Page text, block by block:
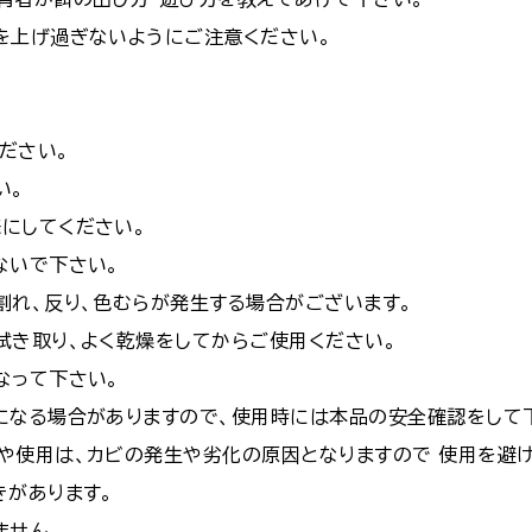
げ過ぎないようにご注意ください。
さい。
してください。
で下さい。
、反り、色むらが発生する場合がございます。
取り、よく乾燥をしてからご使用ください。
て下さい。
る場合がありますので、使用時には本品の安全確認をして
用は、カビの発生や劣化の原因となりますので 使用を避
あります。